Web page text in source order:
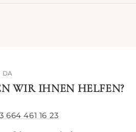
DA
WIR IHNEN HELFEN?
664 461 16 23